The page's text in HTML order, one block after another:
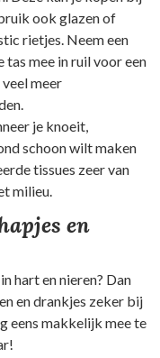
ook glazen of
rietjes. Neem een
mee in ruil voor een
meer
je knoeit,
schoon wilt maken
tissues zeer van
milieu.
en
hart en nieren? Dan
en drankjes zeker bij
eens makkelijk mee te